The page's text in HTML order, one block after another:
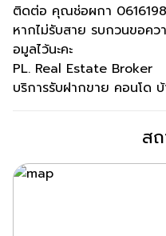
ติดต่อ คุณช่อผกา
หากไม่รับสาย รบกวนขอค
อมูลไว้นะคะ
PL. Real Estate Broker
บริการรับฝากขาย คอนโด
ส